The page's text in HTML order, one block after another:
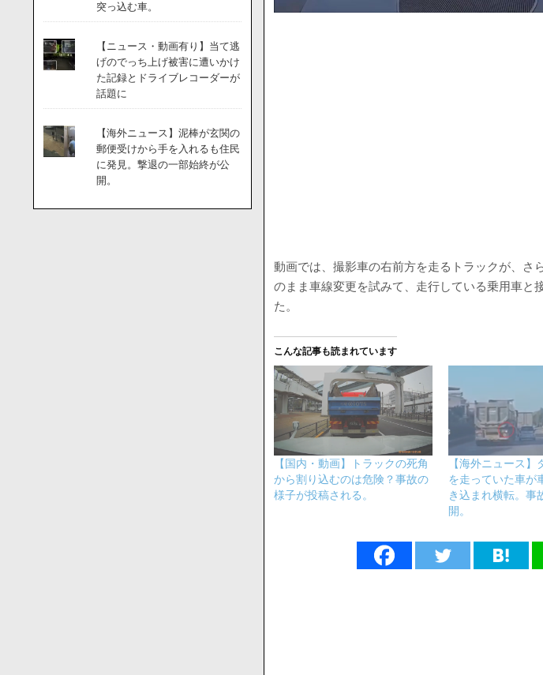
動画では、撮影車の右前方を走るトラックが、さ
のまま車線変更を試みて、走行している乗用車と
た。
こんな記事も読まれています
【国内・動画】トラックの死角
から割り込むのは危険？事故の
様子が投稿される。
【海外ニュース】
を走っていた車が
き込まれ横転。事
開。
突っ込む車。
【ニュース・動画有り】当て逃
げのでっち上げ被害に遭いかけ
た記録とドライブレコーダーが
話題に
【海外ニュース】泥棒が玄関の
郵便受けから手を入れるも住民
に発見。撃退の一部始終が公
開。